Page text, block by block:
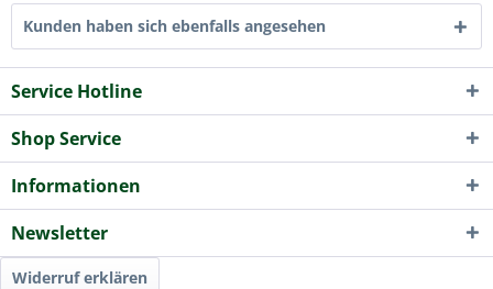
Kunden haben sich ebenfalls angesehen
Service Hotline
Shop Service
Informationen
Newsletter
Widerruf erklären